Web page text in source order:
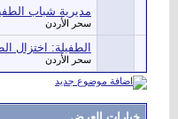
مديرية شباب
سحر الأردن
الطفيلة: اختزال
سحر الأردن